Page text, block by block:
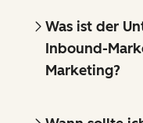
Was ist der
Inbound-
Marketing?